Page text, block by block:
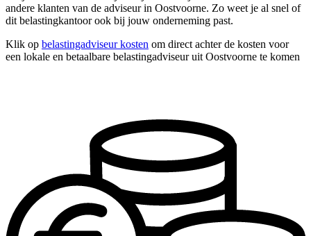
andere klanten van de adviseur in Oostvoorne. Zo weet je al snel of
dit belastingkantoor ook bij jouw onderneming past.
Klik op belastingadviseur kosten om direct achter de kosten voor
een lokale en betaalbare belastingadviseur uit Oostvoorne te komen